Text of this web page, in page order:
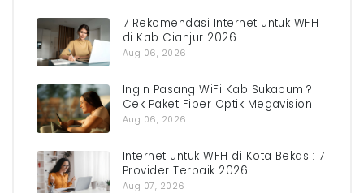
7 Rekomendasi Internet untuk WFH
di Kab Cianjur 2026
Aug 06, 2026
Ingin Pasang WiFi Kab Sukabumi?
Cek Paket Fiber Optik Megavision
Aug 06, 2026
Internet untuk WFH di Kota Bekasi: 7
Provider Terbaik 2026
Aug 07, 2026